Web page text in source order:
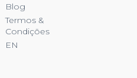
Blog
Termos &
Condições
EN